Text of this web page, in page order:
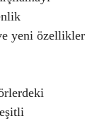
yeni özellikler